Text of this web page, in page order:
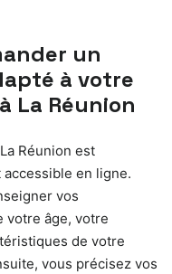
un
à votre
La Réunion
Réunion est
en ligne.
vos
votre âge, votre
de votre
vous précisez vos